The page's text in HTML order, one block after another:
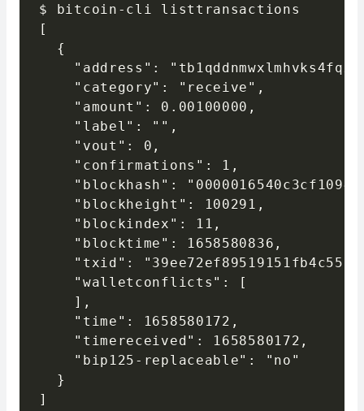
$ bitcoin-cli listtransactions
[
  {
"address":
    "category": "receive",
    "amount": 0.00100000,
    "label": "",
    "vout": 0,
    "confirmations": 1,
"blockhash":
    "blockheight": 100291,
    "blockindex": 11,
    "blocktime": 1658580836,
"txid":
    "walletconflicts": [
    ],
    "time": 1658580172,
    "timereceived": 1658580172,
    "bip125-replaceable": "no"
  }
]